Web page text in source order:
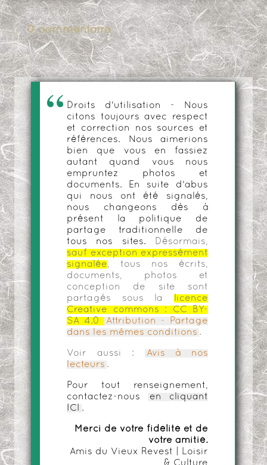
0 commentaire
Droits d'utilisation - Nous
citons toujours avec respect
et correction nos sources et
références. Nous aimerions
bien que vous en fassiez
autant quand vous nous
empruntez photos et
documents. En suite d'abus
qui nous ont été signalés,
nous changeons dès à
présent la politique de
partage traditionnelle de
tous nos sites.
Désormais,
sauf exception expressément
signalée, tous nos écrits,
documents, photos et
conception de site sont
partagés sous la
licence
Creative commons :
CC BY-
SA 4.0
Attribution - Partage
dans les mêmes conditions .
Voir aussi :
Avis à nos
lecteurs .
Pour tout renseignement,
contactez-nous
en cliquant
ICI
.
Merci de votre fidélité et de
votre amitié.
Amis du Vieux Revest | Loisir